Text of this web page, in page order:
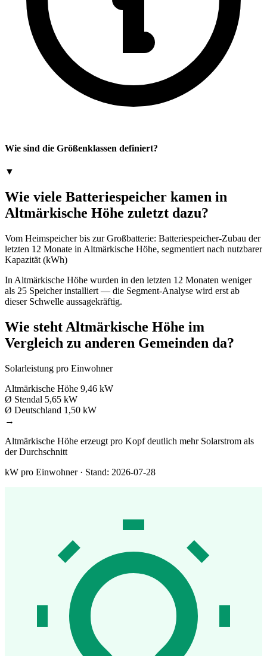
Wie sind die Größenklassen definiert?
▼
Wie viele Batteriespeicher kamen in
Altmärkische Höhe zuletzt dazu?
Vom Heimspeicher bis zur Großbatterie: Batteriespeicher-Zubau der
letzten 12 Monate in Altmärkische Höhe, segmentiert nach nutzbarer
Kapazität (kWh)
In Altmärkische Höhe wurden in den letzten 12 Monaten weniger
als 25 Speicher installiert — die Segment-Analyse wird erst ab
dieser Schwelle aussagekräftig.
Wie steht Altmärkische Höhe im
Vergleich zu anderen Gemeinden da?
Solarleistung pro Einwohner
Altmärkische Höhe 9,46 kW
Ø Stendal 5,65 kW
Ø Deutschland 1,50 kW
→
Altmärkische Höhe erzeugt pro Kopf deutlich mehr Solarstrom als
der Durchschnitt
kW pro Einwohner · Stand: 2026-07-28